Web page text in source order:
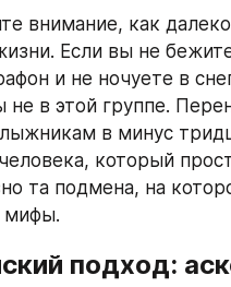
внимание, как
Если вы не
и не ночуете в
не в этой группе.
в минус
который
та подмена, на
мифы.
подход: